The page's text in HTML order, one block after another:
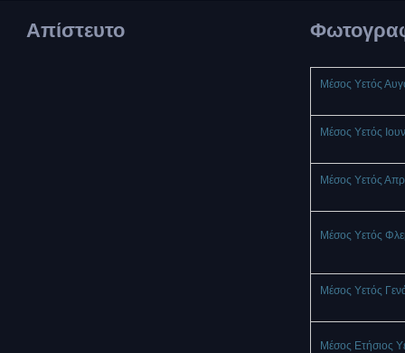
Απίστευτο
Μέσος Υετός
Μέσος Υετός
Μέσος Υετός
Μέσος Υετός
Μέσος Υετός
Μέσος Ετήσιος